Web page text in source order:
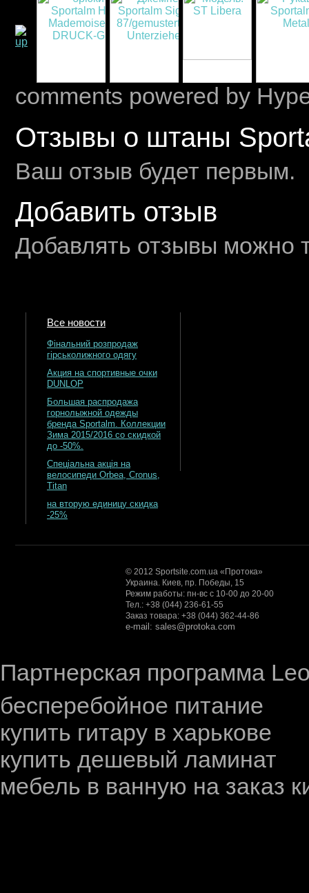
comments powered by
Отзывы о штаны
Ваш отзыв будет первым.
Добавить отзыв
Добавлять отзывы можно
Все новости
Фінальний розпродаж
гірськолижного одягу
Акция на спортивные очки
DUNLOP
Большая распродажа
горнолыжной одежды
бренда Sportalm. Коллекции
Зима 2015/2016 со скидкой
до -50%.
Спеціальна акція на
велосипеди Orbea, Cronus,
Titan
на вторую единицу скидка
-25%
© 2012 Sportsite.com.ua «Протока»
Украина. Киев, пр. Победы, 15
Режим работы: пн-вс с 10-00 до 20-00
Тел.: +38 (044) 236-61-55
Заказ товара: +38 (044) 362-44-86
e-mail: sales@protoka.com
Партнерская программа
бесперебойное питание
купить гитару в харькове
купить дешевый ламинат
мебель в ванную на заказ